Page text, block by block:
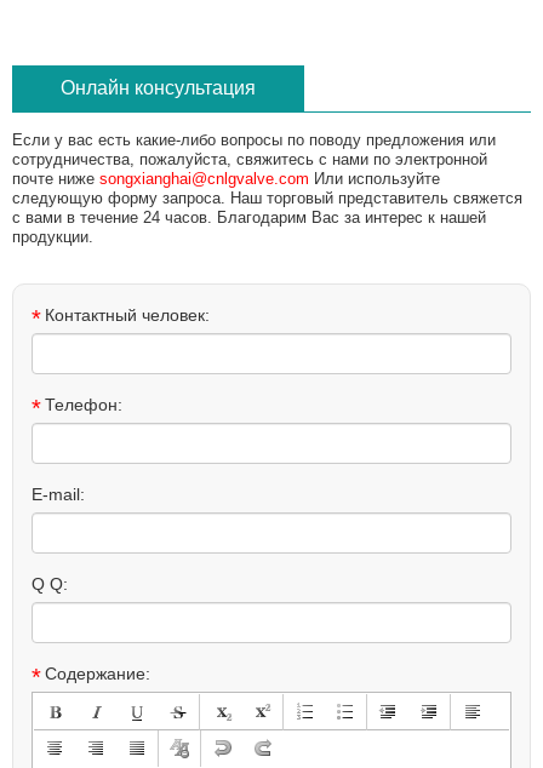
Онлайн консультация
Если у вас есть какие-либо вопросы по поводу предложения или
сотрудничества, пожалуйста, свяжитесь с нами по электронной
почте ниже songxianghai@cnlgvalve.com Или используйте
следующую форму запроса. Наш торговый представитель свяжется
с вами в течение 24 часов. Благодарим Вас за интерес к нашей
продукции.
* Контактный человек:
*Телефон:
E-mail:
Q Q:
*Содержание: